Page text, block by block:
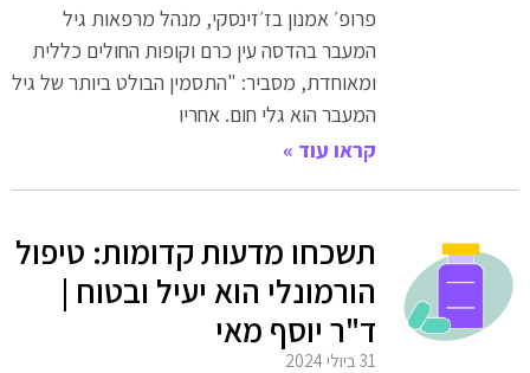
פרופ׳ אמנון בז׳זינסקי, מנהל מרפאות גיל
המעבר בהדסה עין כרם וקופות החולים כללית
ומאוחדת, מסביר: "התסמין הבולט ביותר של גיל
המעבר הוא גלי חום. אחריו
קראו עוד »
תשכחו מדעות קדומות: טיפול
הורמונלי הוא יעיל ובטוח |
ד"ר יוסף מאי
31 ביולי 2024